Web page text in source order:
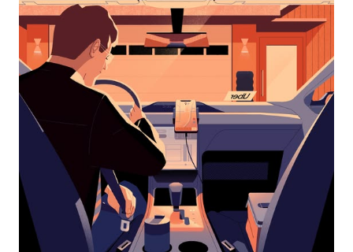
выбрать
дату.
Чтобы
закрыть
календарь,
нажмите
Esc.